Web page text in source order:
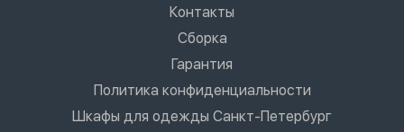
Контакты
Сборка
Гарантия
Политика конфиденциальности
Шкафы для одежды Санкт-Петербург